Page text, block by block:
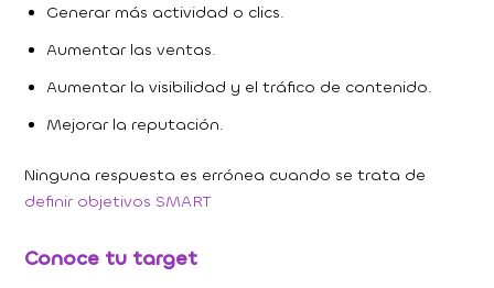
Generar más actividad o clics.
Aumentar las ventas.
Aumentar la visibilidad y el tráfico de contenido.
Mejorar la reputación.
Ninguna respuesta es errónea cuando se trata de
definir objetivos SMART
Conoce tu target